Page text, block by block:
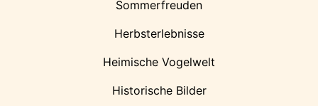
Sommerfreuden
Herbsterlebnisse
Heimische Vogelwelt
Historische Bilder